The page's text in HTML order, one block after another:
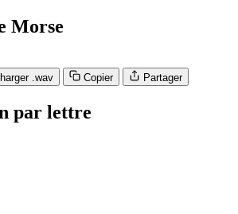
Morse
.wav Copier Partager
par lettre